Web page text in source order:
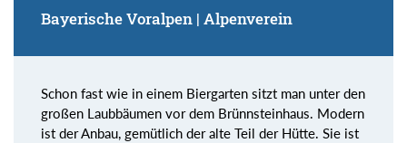
Bayerische Voralpen | Alpenverein
Schon fast wie in einem Biergarten sitzt man unter den
großen Laubbäumen vor dem Brünnsteinhaus. Modern
ist der Anbau, gemütlich der alte Teil der Hütte. Sie ist